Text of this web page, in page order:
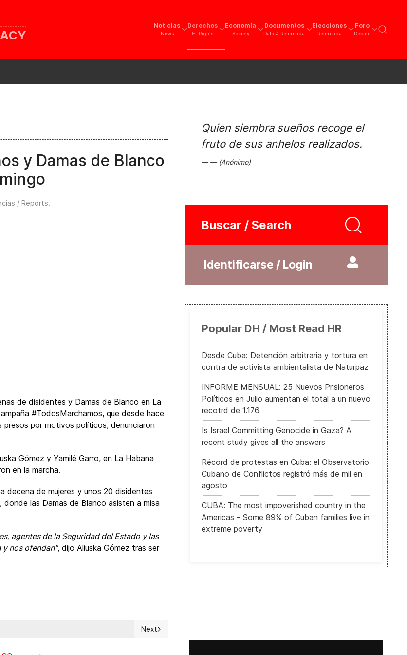
Noticias
News
Derechos
H. Rights
Economía
Society
Documentos
Data & Referenda
Elecciones
Referenda
Foro
Debate
y Damas de Blanco
/ Reports.
de disidentes y Damas de Blanco en La
#TodosMarchamos, que desde hace
presos por motivos políticos, denunciaron
Gómez y Yamilé Garro, en La Habana
en la marcha.
decena de mujeres y unos 20 disidentes
las Damas de Blanco asisten a misa
agentes de la Seguridad del Estado y las
y nos ofendan", dijo Aliuska Gómez tras ser
Siria Next article: Algunos actos de Represión Política en Cuba (enero de 2016)
Next
Quien siembra sueños recoge el
fruto de sus anhelos realizados.
(Anónimo)
Buscar / Search
Identificarse / Login
Popular DH / Most Read HR
Desde Cuba: Detención arbitraria y tortura en
contra de activista ambientalista de Naturpaz
INFORME MENSUAL: 25 Nuevos Prisioneros
Políticos en Julio aumentan el total a un nuevo
recotrd de 1.176
Is Israel Committing Genocide in Gaza? A
recent study gives all the answers
Récord de protestas en Cuba: el Observatorio
Cubano de Conflictos registró más de mil en
agosto
CUBA: The most impoverished country in the
Americas – Some 89% of Cuban families live in
extreme poverty